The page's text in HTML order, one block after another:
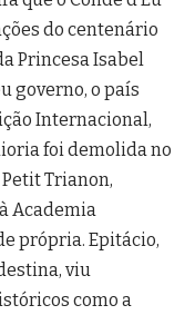
do centenário
Princesa Isabel
governo, o país
Internacional,
foi demolida no
Trianon,
Academia
própria. Epitácio,
viu
como a